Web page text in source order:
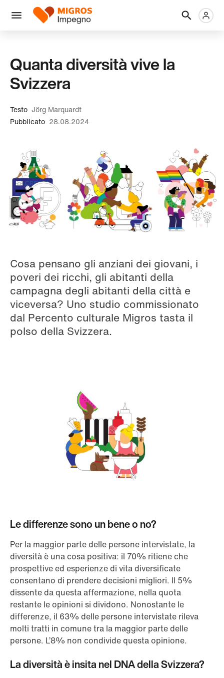
navigazione
Intestazione
Menu
Logo
Quanta diversità vive la
Svizzera
Testo Jörg Marquardt
Pubblicato 28.08.2024
Cosa pensano gli anziani dei giovani, i
poveri dei ricchi, gli abitanti della
campagna degli abitanti della città e
viceversa? Uno studio commissionato
dal Percento culturale Migros tasta il
polso della Svizzera.
Le differenze sono un bene o no?
Per la maggior parte delle persone intervistate, la
diversità è una cosa positiva: il 70% ritiene che
prospettive ed esperienze di vita diversificate
consentano di prendere decisioni migliori. Il 5%
dissente da questa affermazione, nella quota
restante le opinioni si dividono. Nonostante le
differenze, il 63% delle persone intervistate rileva
molti tratti in comune tra la maggior parte delle
persone. L’8% non condivide questa opinione.
La diversità è insita nel DNA della Svizzera?